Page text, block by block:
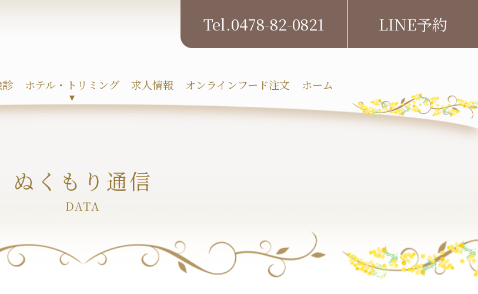
ホテル・トリミング
▾
求人情報 オンラインフード注文 ホーム
0478-82-0821 LINE予約
ぬくもり通信
DATA